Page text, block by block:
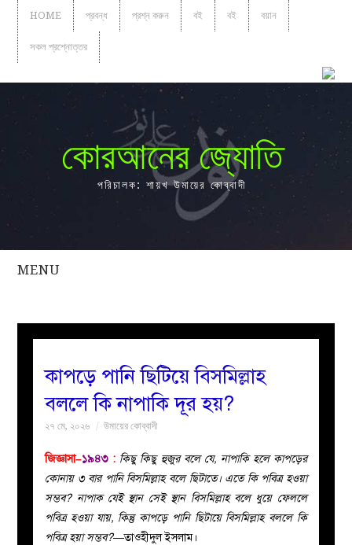
HOME প্রবন্ধ প্রশ্ন করুন বই বই বয়ান
সকল প্রশ্নোত্তর
কোরআনের জ্যোতি
পরিচালক: শায়খ উমায়ের কোব্বাদী
MENU
সকল
নারীদের
ইসলাহী
কাপড়ে পানি ছিটিয়ে বিসমিল্লাহ
বললে কি নাপাকি দূর হয়?
২৭ মে, ২০২৬ উমায়ের কোব্বাদী
জিজ্ঞাসা–১৯৪৩ : কিছু কিছু হুজুর বলে যে, নাপাকি হলে কাপড়ের
কোনায় ৩ বার পানি বিসমিল্লাহ বলে ছিটাতে। এতে কি পবিত্র হওয়া
সম্ভব? নাপাক যেই স্থান সেই স্থান বিসমিল্লাহ বলে ধুয়ে ফেললে
পবিত্র হওয়া যায়, কিন্তু কাপড়ে পানি ছিটায়ে বিসমিল্লাহ বললে কি
পবিত্র হয়া সম্ভব?—তাওহীদুল ইসলাম।